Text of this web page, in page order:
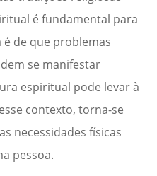
é fundamental para
é de que problemas
se manifestar
espiritual pode levar à
contexto, torna-se
necessidades físicas
pessoa.